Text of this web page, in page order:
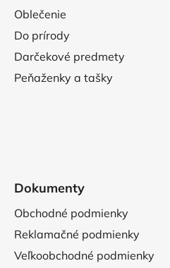
Oblečenie
Do prírody
Darčekové predmety
Peňaženky a tašky
Dokumenty
Obchodné podmienky
Reklamačné podmienky
Veľkoobchodné podmienky